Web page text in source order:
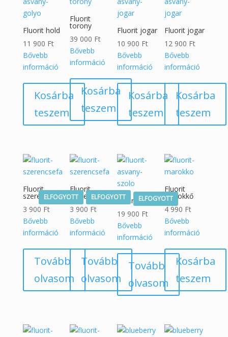
Fluorit hold
11 900 Ft
Bővebb
információ
Kosárba
teszem
Fluorit
torony
39 000 Ft
Bővebb
információ
Kosárba
teszem
Fluorit jogar
10 900 Ft
Bővebb
információ
Kosárba
teszem
Fluorit jogar
12 900 Ft
Bővebb
információ
Kosárba
teszem
ELFOGYOTT
Fluorit
szerencsefa
3 900 Ft
Bővebb
információ
Tovább
olvasom
ELFOGYOTT
Fluorit
szerencsefa
3 900 Ft
Bővebb
információ
Tovább
olvasom
ELFOGYOTT
Fluorit szőlő
19 900 Ft
Bővebb
információ
Tovább
olvasom
Fluorit
marokkő
4 990 Ft
Bővebb
információ
Kosárba
teszem